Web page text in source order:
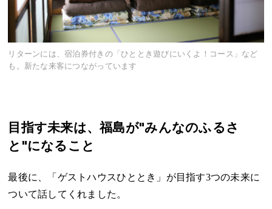
リターンには、宿泊券付きの「ひととき遊びにいくよ！コース」など
も。新たな来客につながっています
目指す未来は、福島が"みんなのふるさ
と"になること
最後に、「ゲストハウスひととき」が目指す3つの未来に
ついて話してくれました。